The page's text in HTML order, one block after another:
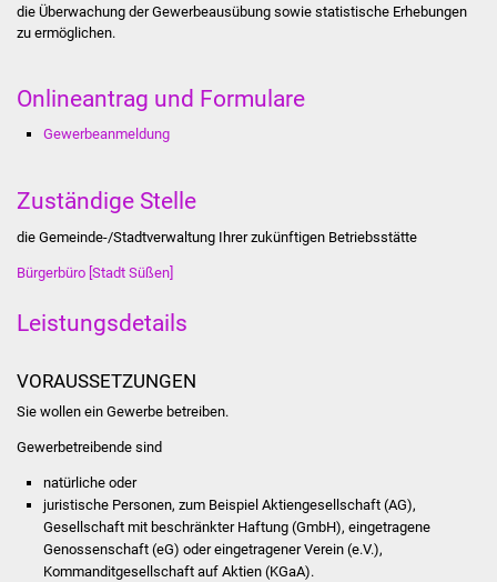
Sanierung Bizethalle
Bürger & Service
Bürgerinfos
Bildung
die Überwachung der Gewerbeausübung sowie statistische Erhebungen
zu ermöglichen.
Onlineantrag und Formulare
Gewerbeanmeldung
Zuständige Stelle
die Gemeinde-/Stadtverwaltung Ihrer zukünftigen Betriebsstätte
Bürgerbüro [Stadt Süßen]
Leistungsdetails
VORAUSSETZUNGEN
Sie wollen ein Gewerbe betreiben.
Gewerbetreibende sind
natürliche oder
juristische Personen, zum Beispiel Aktiengesellschaft (AG),
Gesellschaft mit beschränkter Haftung (GmbH), eingetragene
Genossenschaft (eG) oder eingetragener Verein (e.V.),
Kommanditgesellschaft auf Aktien (KGaA).